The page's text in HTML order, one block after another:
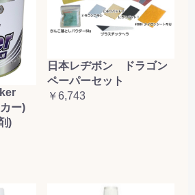
カー)
)
日本レヂボン ドラゴン
ペーパーセット
￥6,743